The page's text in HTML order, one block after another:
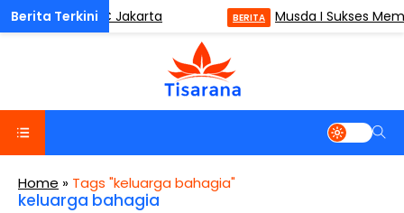
di ISMC Jakarta BERITA Musda I Sukses
Home » Tags "keluarga bahagia"
keluarga bahagia